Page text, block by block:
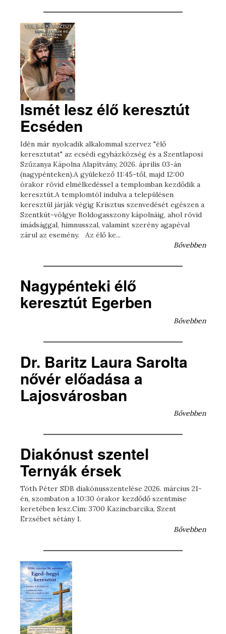
Ismét lesz élő keresztút
Ecséden
Idén már nyolcadik alkalommal szervez "élő
keresztutat" az ecsédi egyházközség és a Szentlaposi
Szűzanya Kápolna Alapítvány, 2026. április 03-án
(nagypénteken).A gyülekező 11:45-től, majd 12:00
órakor rövid elmélkedéssel a templomban kezdődik a
keresztút.A templomtól indulva a településen
keresztül járják végig Krisztus szenvedését egészen a
Szentkút-völgye Boldogasszony kápolnáig, ahol rövid
imádsággal, himnusszal, valamint szerény agapéval
zárul az esemény. Az élő ke...
Bővebben
Nagypénteki élő
keresztút Egerben
Bővebben
Dr. Baritz Laura Sarolta
nővér előadása a
Lajosvárosban
Bővebben
Diakónust szentel
Ternyák érsek
Tóth Péter SDB diakónusszentelése 2026. március 21-
én, szombaton a 10:30 órakor kezdődő szentmise
keretében lesz.Cím: 3700 Kazincbarcika, Szent
Erzsébet sétány 1.
Bővebben